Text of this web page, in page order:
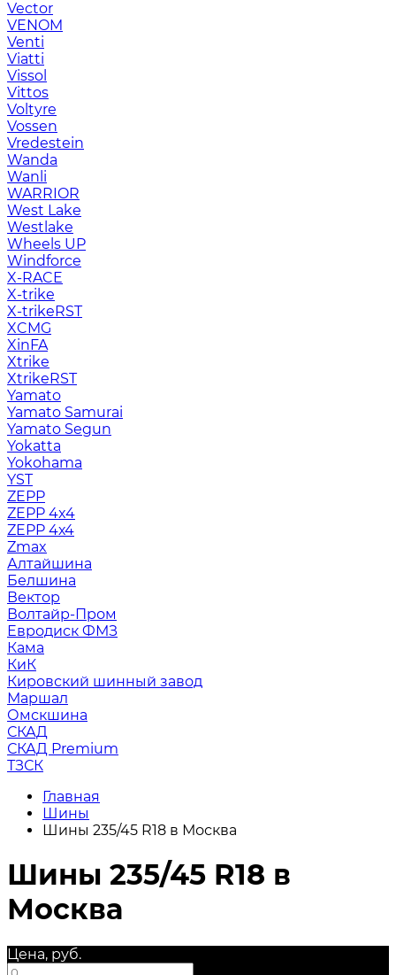
Vector
VENOM
Venti
Viatti
Vissol
Vittos
Voltyre
Vossen
Vredestein
Wanda
Wanli
WARRIOR
West Lake
Westlake
Wheels UP
Windforce
X-RACE
X-trike
X-trikeRST
XCMG
XinFA
Xtrike
XtrikeRST
Yamato
Yamato Samurai
Yamato Segun
Yokatta
Yokohama
YST
ZEPP
ZEPP 4x4
ZEPP 4х4
Zmax
Алтайшина
Белшина
Вектор
Волтайр-Пром
Евродиск ФМЗ
Кама
КиК
Кировский шинный завод
Маршал
Омскшина
СКАД
СКАД Premium
ТЗСК
Главная
Шины
Шины 235/45 R18 в Москва
Шины 235/45 R18 в
Москва
Цена, руб.